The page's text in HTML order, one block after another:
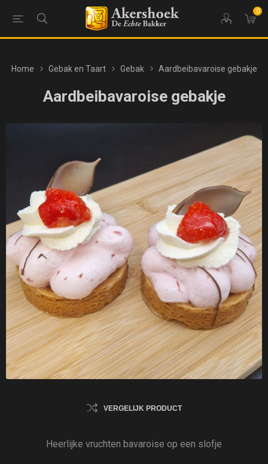
0
Home Gebak en Taart Gebak Aardbeibavaroise gebakje
Aardbeibavaroise gebakje
VERGELIJK PRODUCT
Heerlijke vruchten bavaroise op een slofje